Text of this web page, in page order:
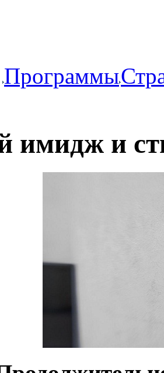
Программы
имидж и